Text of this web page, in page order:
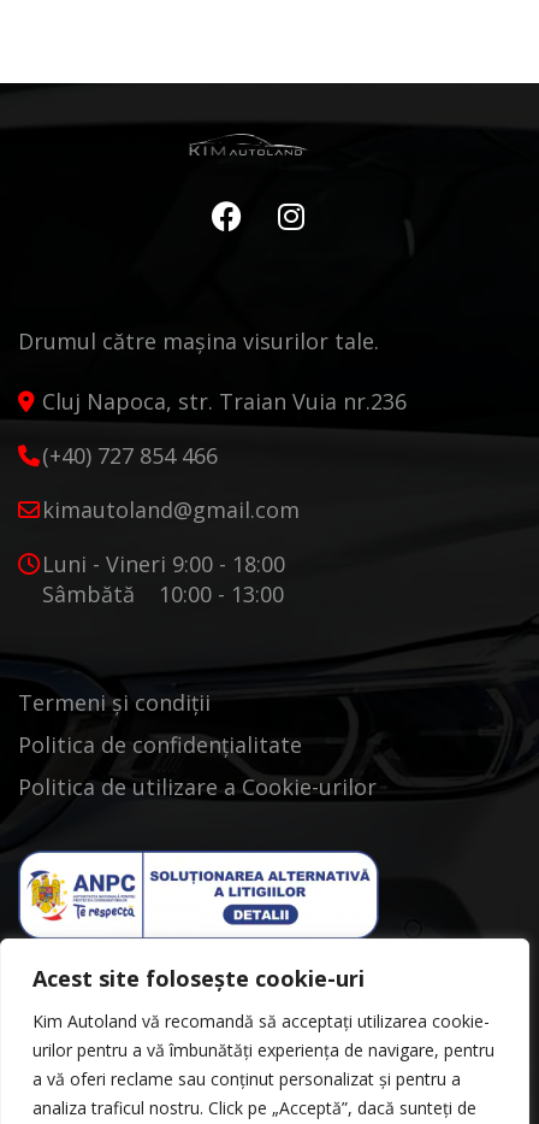
Acest site folosește cookie-uri
Kim Autoland vă recomandă să acceptați utilizarea cookie-
urilor pentru a vă îmbunătăți experiența de navigare, pentru
a vă oferi reclame sau conținut personalizat și pentru a
analiza traficul nostru. Click pe „Acceptă”, dacă sunteți de
Drumul către mașina visurilor tale.
Cluj Napoca, str. Traian Vuia nr.236
(+40) 727 854 466
kimautoland@gmail.com
Luni - Vineri 9:00 - 18:00
Sâmbătă 10:00 - 13:00
Termeni și condiții
Politica de confidențialitate
Politica de utilizare a Cookie-urilor